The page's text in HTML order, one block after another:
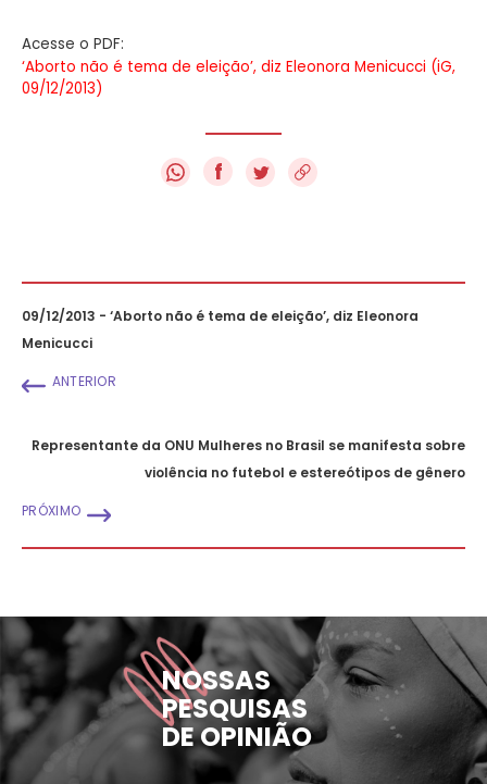
Acesse o PDF:
‘Aborto não é tema de eleição’, diz Eleonora Menicucci (iG,
09/12/2013)
f
09/12/2013 - ‘Aborto não é tema de eleição’, diz Eleonora
Menicucci
ANTERIOR
Representante da ONU Mulheres no Brasil se manifesta sobre
violência no futebol e estereótipos de gênero
PRÓXIMO
NOSSAS
PESQUISAS
DE OPINIÃO